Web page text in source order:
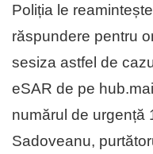
Poliția le
răspundere pentru
sesiza astfel de
eSAR de pe
numărul de urgență
Sadoveanu,